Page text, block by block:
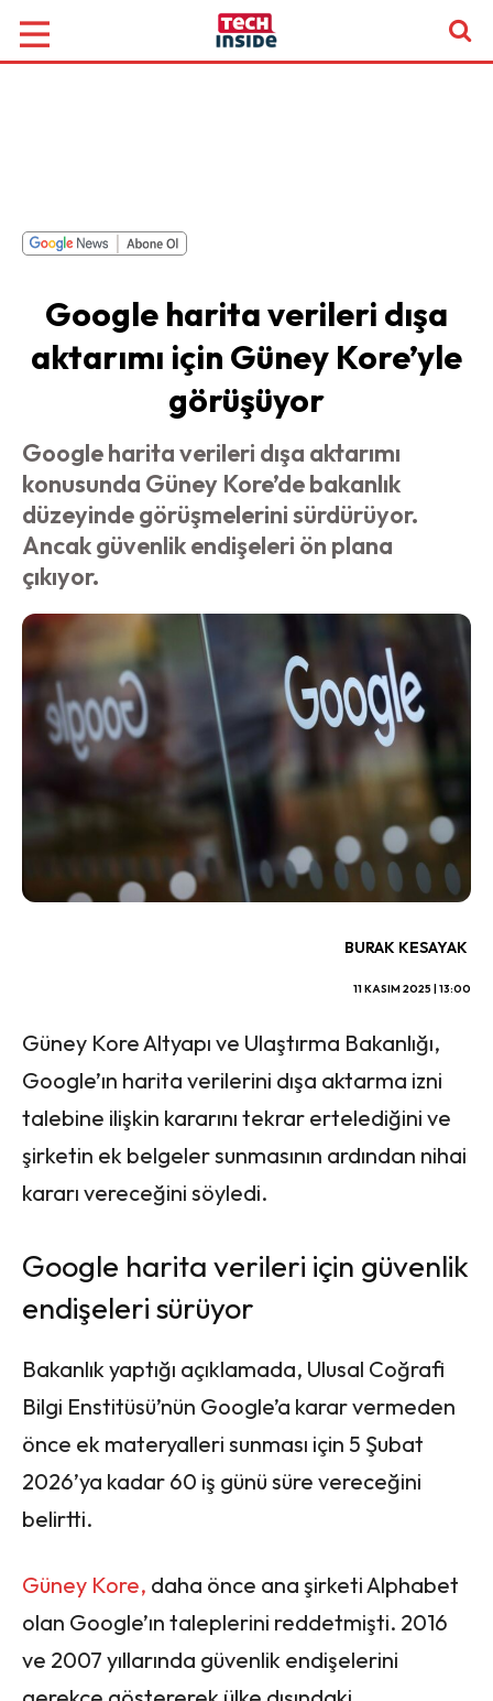
Google harita verileri dışa
aktarımı için Güney Kore’yle
görüşüyor
Google harita verileri dışa aktarımı
konusunda Güney Kore’de bakanlık
düzeyinde görüşmelerini sürdürüyor.
Ancak güvenlik endişeleri ön plana
çıkıyor.
BURAK KESAYAK
11 KASIM 2025 | 13:00
Güney Kore Altyapı ve Ulaştırma Bakanlığı,
Google’ın harita verilerini dışa aktarma izni
talebine ilişkin kararını tekrar ertelediğini ve
şirketin ek belgeler sunmasının ardından nihai
kararı vereceğini söyledi.
Google harita verileri için güvenlik
endişeleri sürüyor
Bakanlık yaptığı açıklamada, Ulusal Coğrafi
Bilgi Enstitüsü’nün Google’a karar vermeden
önce ek materyalleri sunması için 5 Şubat
2026’ya kadar 60 iş günü süre vereceğini
belirtti.
Güney Kore, daha önce ana şirketi Alphabet
olan Google’ın taleplerini reddetmişti. 2016
ve 2007 yıllarında güvenlik endişelerini